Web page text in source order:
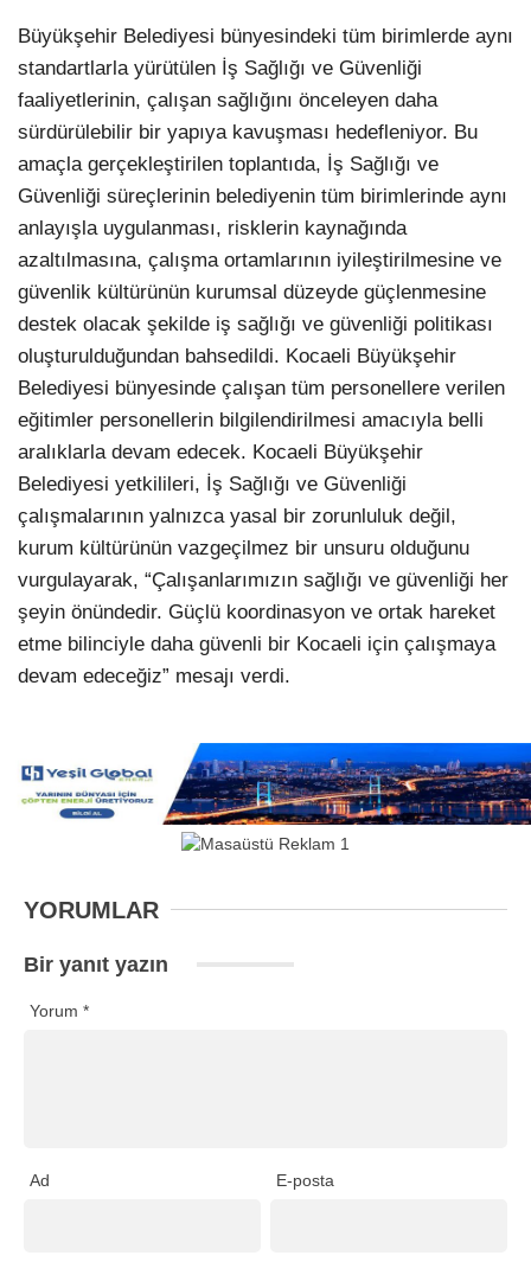
Büyükşehir Belediyesi bünyesindeki tüm birimlerde aynı
standartlarla yürütülen İş Sağlığı ve Güvenliği
faaliyetlerinin, çalışan sağlığını önceleyen daha
sürdürülebilir bir yapıya kavuşması hedefleniyor. Bu
amaçla gerçekleştirilen toplantıda, İş Sağlığı ve
Güvenliği süreçlerinin belediyenin tüm birimlerinde aynı
anlayışla uygulanması, risklerin kaynağında
azaltılmasına, çalışma ortamlarının iyileştirilmesine ve
güvenlik kültürünün kurumsal düzeyde güçlenmesine
destek olacak şekilde iş sağlığı ve güvenliği politikası
oluşturulduğundan bahsedildi. Kocaeli Büyükşehir
Belediyesi bünyesinde çalışan tüm personellere verilen
eğitimler personellerin bilgilendirilmesi amacıyla belli
aralıklarla devam edecek. Kocaeli Büyükşehir
Belediyesi yetkilileri, İş Sağlığı ve Güvenliği
çalışmalarının yalnızca yasal bir zorunluluk değil,
kurum kültürünün vazgeçilmez bir unsuru olduğunu
vurgulayarak, “Çalışanlarımızın sağlığı ve güvenliği her
şeyin önündedir. Güçlü koordinasyon ve ortak hareket
etme bilinciyle daha güvenli bir Kocaeli için çalışmaya
devam edeceğiz” mesajı verdi.
YORUMLAR
Bir yanıt yazın
Yorum *
Ad E-posta